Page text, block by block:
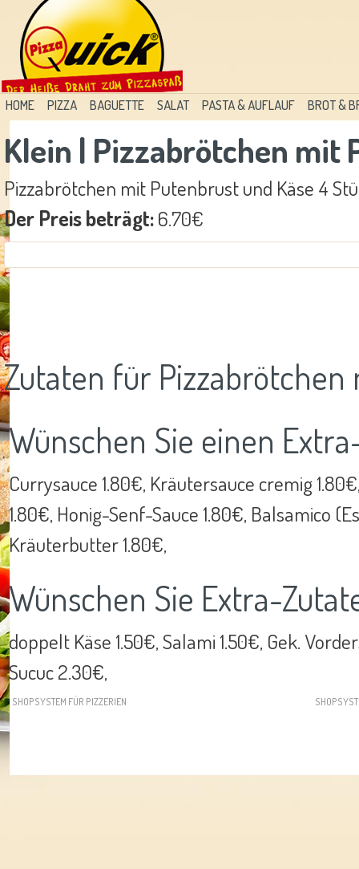
HOME PIZZA BAGUETTE SALAT PASTA & AUFLAUF BROT &
Klein | Pizzabrötchen mit
Pizzabrötchen mit Putenbrust und Käse 4
Der Preis beträgt:6.70€
Zutaten für Pizzabrötchen
Wünschen Sie einen
Currysauce 1.80€, Kräutersauce cremig
1.80€, Honig-Senf-Sauce 1.80€, Balsamico
Kräuterbutter 1.80€,
Wünschen Sie Extra-
doppelt Käse 1.50€, Salami 1.50€, Gek.
Sucuc 2.30€,
SHOPSYSTEM FÜR PIZZERIEN